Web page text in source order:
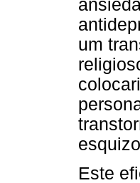
um
Este